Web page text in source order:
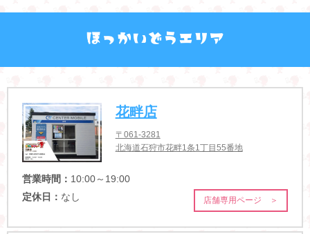
花畔店
〒061-3281
北海道石狩市花畔1条1丁目55番地
営業時間： 10:00～19:00
定休日： なし 店舗専用ページ ＞